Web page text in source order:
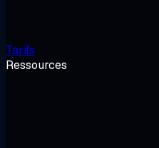
Tarifs
Ressources